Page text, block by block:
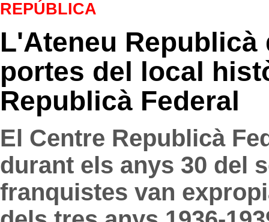
REPÚBLICA
L'Ateneu
portes del local
Republicà Federal
El Centre Republicà
durant els anys 30 del
franquistes van